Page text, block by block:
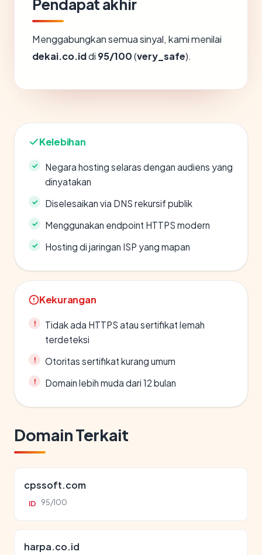
Pendapat akhir
Menggabungkan semua sinyal, kami menilai
dekai.co.iddi 95/100(very_safe).
Kelebihan
Negara hosting selaras dengan audiens yang
dinyatakan
Diselesaikan via DNS rekursif publik
Menggunakan endpoint HTTPS modern
Hosting di jaringan ISP yang mapan
Kekurangan
Tidak ada HTTPS atau sertifikat lemah
terdeteksi
Otoritas sertifikat kurang umum
Domain lebih muda dari 12 bulan
Domain Terkait
cpssoft.com
ID 95/100
harpa.co.id